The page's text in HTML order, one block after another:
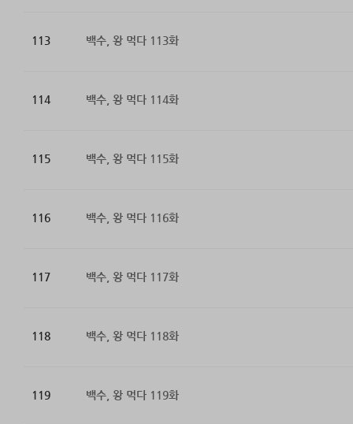
113 백수, 왕 먹다 113화
114 백수, 왕 먹다 114화
115 백수, 왕 먹다 115화
116 백수, 왕 먹다 116화
117 백수, 왕 먹다 117화
118 백수, 왕 먹다 118화
119 백수, 왕 먹다 119화